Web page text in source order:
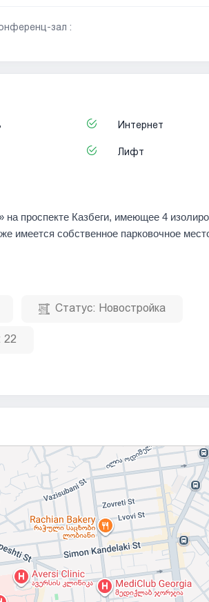
зал :
Интернет
Лифт
проспекте Казбеги, имеющее 4
имеется собственное парковочное
Статус: Новостройка
22